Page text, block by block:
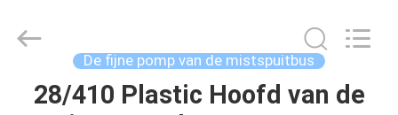
HUIS
Reserved.
De fijne pomp van de mistspuitbus
28/410 Plastic Hoofd van de